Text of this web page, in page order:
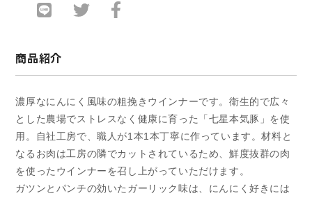
イ
〈ガ
ン
と
ガ
ー
リ
ッ
〈ガ
ン
と
ガ
ー
リ
ッ
商品紹介
濃厚なにんにく風味の粗挽きウインナーです。衛生的で広々
とした農場でストレスなく健康に育った「七星本気豚」を使
用。自社工房で、職人が1本1本丁寧に作っています。材料と
なるお肉は工房の隣でカットされているため、鮮度抜群の肉
を使ったウインナーを召し上がっていただけます。
ガツンとパンチの効いたガーリック味は、にんにく好きには